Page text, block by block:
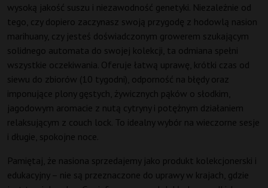
wysoką jakość suszu i niezawodność genetyki. Niezależnie od
tego, czy dopiero zaczynasz swoją przygodę z hodowlą nasion
marihuany, czy jesteś doświadczonym growerem szukającym
solidnego automata do swojej kolekcji, ta odmiana spełni
wszystkie oczekiwania. Oferuje łatwą uprawę, krótki czas od
siewu do zbiorów (10 tygodni), odporność na błędy oraz
imponujące plony gęstych, żywicznych pąków o słodkim,
jagodowym aromacie z nutą cytryny i potężnym działaniem
relaksującym z couch lock. To idealny wybór na wieczorne sesje
i długie, spokojne noce.
Pamiętaj, że nasiona sprzedajemy jako produkt kolekcjonerski i
edukacyjny – nie są przeznaczone do uprawy w krajach, gdzie